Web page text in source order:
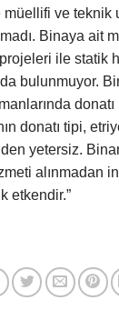
ve teknik
Binaya ait
ile statik
bulunmuyor.
donatı
donatı tipi,
yetersiz.
alınmadan
etkendir.”